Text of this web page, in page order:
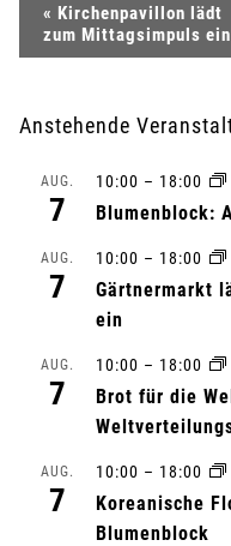
e
r
« Kirchenpavillon lädt
zum Mittagsimpuls ein
Anstehende
AUG.
7
10:00 – 18:00
Blumenblock:
AUG.
7
10:00 – 18:00
Gärtnermarkt
ein
AUG.
7
10:00 – 18:00
Brot für die
AUG.
7
10:00 – 18:00
Koreanische
Blumenblock